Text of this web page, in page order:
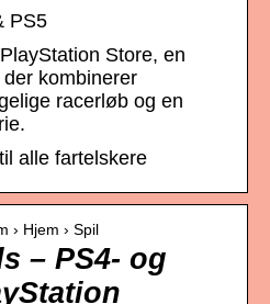
PS5
Store, en
kombinerer
racerløb og en
alle fartelskere
› Hjem › Spil
– PS4- og